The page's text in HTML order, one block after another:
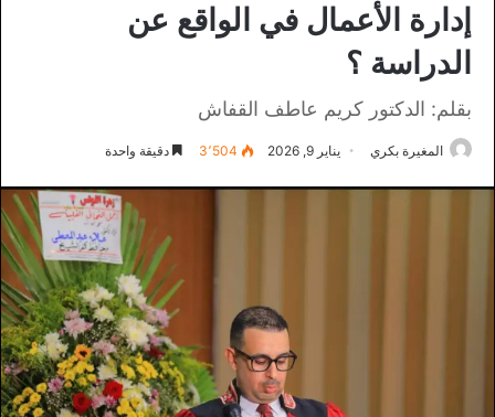
إدارة الأعمال في الواقع عن
الدراسة ؟
بقلم: الدكتور كريم عاطف القفاش
المغيرة بكري يناير 9, 2026 3٬504 دقيقة واحدة